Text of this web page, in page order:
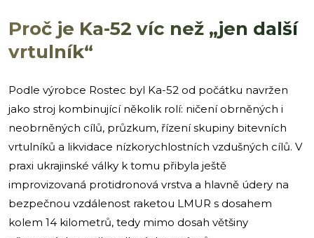
Proč je Ka-52 víc než „jen další
vrtulník“
Podle výrobce Rostec byl Ka-52 od počátku navržen
jako stroj kombinující několik rolí: ničení obrněných i
neobrněných cílů, průzkum, řízení skupiny bitevních
vrtulníků a likvidace nízkorychlostních vzdušných cílů. V
praxi ukrajinské války k tomu přibyla ještě
improvizovaná protidronová vrstva a hlavně údery na
bezpečnou vzdálenost raketou LMUR s dosahem
kolem 14 kilometrů, tedy mimo dosah většiny